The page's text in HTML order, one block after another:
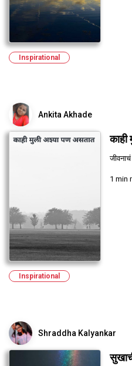
Inspirational
Ankita Akhade
जीवनाचं
1 min
Inspirational
Shraddha Kalyankar